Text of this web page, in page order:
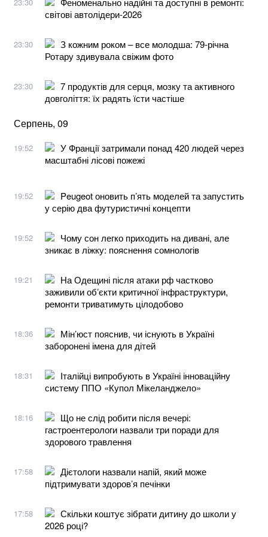
світові автолідери-2026
23:30
З кожним роком – все молодша: 79-річна
Ротару здивувала свіжим фото
23:30
7 продуктів для серця, мозку та активного
довголіття: їх радять їсти частіше
Серпень, 09
19:52
У Франції затримали понад 420 людей через
масштабні лісові пожежі
19:52
Peugeot оновить п’ять моделей та запустить
у серію два футуристичні концепти
19:52
Чому сон легко приходить на дивані, але
зникає в ліжку: пояснення сомнологів
19:21
На Одещині після атаки рф частково
заживили обʼєкти критичної інфраструктури,
ремонти триватимуть цілодобово
18:36
Мін’юст пояснив, чи існують в Україні
заборонені імена для дітей
18:31
Італійці випробують в Україні інноваційну
систему ППО «Купол Мікеланджело»
18:16
Що не слід робити після вечері:
гастроентерологи назвали три поради для
здорового травлення
17:58
Дієтологи назвали напій, який може
підтримувати здоров’я печінки
17:58
Скільки коштує зібрати дитину до школи у
2026 році?